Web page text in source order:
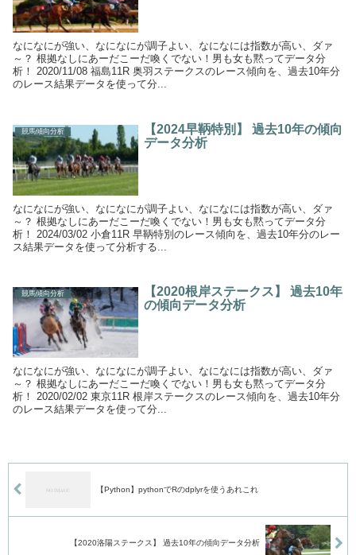
なになにが強い、なになにが調子よい、なになには指数が高い、ダァ
～？ 根拠なしにあーだこーだ喚くでない！男も女も黙ってデータ分
析！ 2020/11/08 福島11R 奥羽ステークスのレース傾向を、過去10年分
のレース結果データを使って分...
競馬傾向分析
【2024早鞆特別】 過去10年の傾向
データ分析
なになにが強い、なになにが調子よい、なになには指数が高い、ダァ
～？ 根拠なしにあーだこーだ喚くでない！男も女も黙ってデータ分
析！ 2024/03/02 小倉11R 早鞆特別のレース傾向を、過去10年分のレー
ス結果データを使って分析する...
競馬傾向分析
【2020根岸ステークス】 過去10年
の傾向データ分析
なになにが強い、なになにが調子よい、なになには指数が高い、ダァ
～？ 根拠なしにあーだこーだ喚くでない！男も女も黙ってデータ分
析！ 2020/02/02 東京11R 根岸ステークスのレース傾向を、過去10年分
のレース結果データを使って分...
【Python】pythonでRのdplyrを使うあれこれ
【2020洛陽ステークス】 過去10年の傾向データ分析